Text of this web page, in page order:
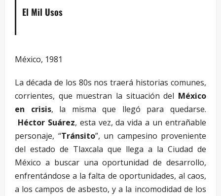
El Mil Usos
México, 1981
La década de los 80s nos traerá historias comunes,
corrientes, que muestran la situación del México
en crisis, la misma que llegó para quedarse.
Héctor Suárez, esta vez, da vida a un entrañable
personaje, “Tránsito”, un campesino proveniente
del estado de Tlaxcala que llega a la Ciudad de
México a buscar una oportunidad de desarrollo,
enfrentándose a la falta de oportunidades, al caos,
a los campos de asbesto, y a la incomodidad de los